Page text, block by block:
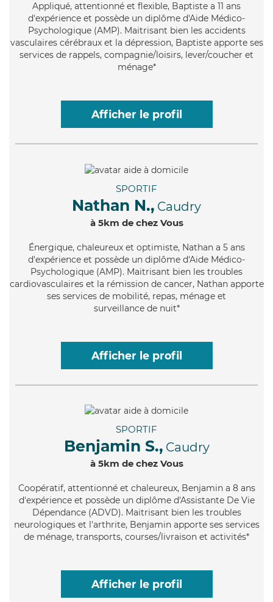
Appliqué, attentionné et flexible, Baptiste a 11 ans
d'expérience et possède un diplôme d'Aide Médico-
Psychologique (AMP). Maitrisant bien les accidents
vasculaires cérébraux et la dépression, Baptiste apporte ses
services de rappels, compagnie/loisirs, lever/coucher et
ménage*
Afficher le profil
SPORTIF
Nathan N., Caudry
à 5km de chez Vous
Énergique, chaleureux et optimiste, Nathan a 5 ans
d'expérience et possède un diplôme d'Aide Médico-
Psychologique (AMP). Maitrisant bien les troubles
cardiovasculaires et la rémission de cancer, Nathan apporte
ses services de mobilité, repas, ménage et
surveillance de nuit*
Afficher le profil
SPORTIF
Benjamin S., Caudry
à 5km de chez Vous
Coopératif, attentionné et chaleureux, Benjamin a 8 ans
d'expérience et possède un diplôme d'Assistante De Vie
Dépendance (ADVD). Maitrisant bien les troubles
neurologiques et l'arthrite, Benjamin apporte ses services
de ménage, transports, courses/livraison et activités*
Afficher le profil